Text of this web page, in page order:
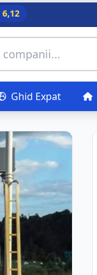
6,12
Ghid Expat